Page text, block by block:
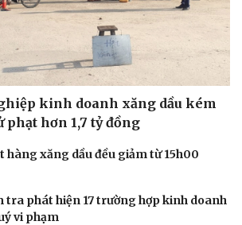
kinh doanh xăng dầu kém
phạt hơn 1,7 tỷ đồng
hàng xăng dầu đều giảm từ 15h00
tra phát hiện 17 trường hợp kinh doanh
vi phạm